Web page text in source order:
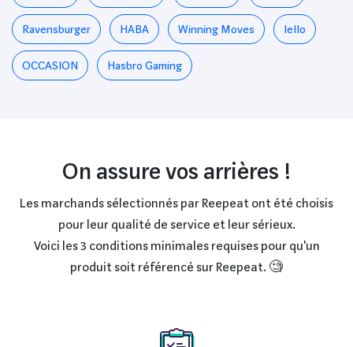
Ravensburger HABA Winning Moves Iello
OCCASION Hasbro Gaming
On assure vos arrières !
Les marchands sélectionnés par Reepeat ont été choisis
pour leur qualité de service et leur sérieux.
Voici les 3 conditions minimales requises pour qu'un
produit soit référencé sur Reepeat. 🧐